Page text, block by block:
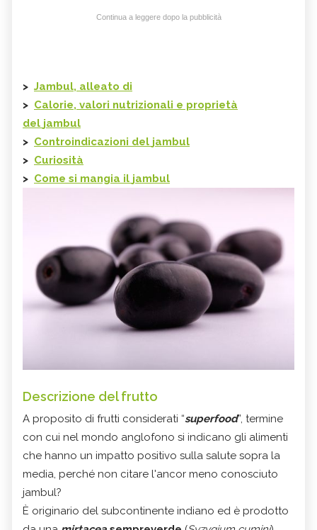
Continua a leggere dopo la pubblicità
> Jambul, alleato di
> Calorie, valori nutrizionali e proprietà
del jambul
> Controindicazioni del jambul
> Curiosità
> Come si mangia il jambul
Descrizione del frutto
A proposito di frutti considerati “superfood”, termine
con cui nel mondo anglofono si indicano gli alimenti
che hanno un impatto positivo sulla salute sopra la
media, perché non citare l'ancor meno conosciuto
jambul?
È originario del subcontinente indiano ed è prodotto